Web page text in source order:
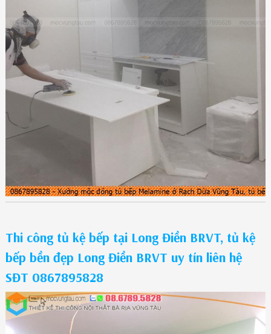
Thi công tủ kệ bếp tại Long Điền BRVT, tủ kệ
bếp bền đẹp Long Điền BRVT uy tín liên hệ
SĐT 0867895828